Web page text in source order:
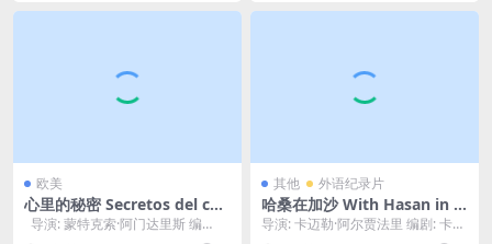
欧美
心里的秘密 Secretos del cor
azón (1997)
导演: 蒙特克索·阿门达里斯 编
剧: 蒙特克索·阿门达里斯 主演:...
其他 外语纪录片
哈桑在加沙 With Hasan in G
aza (2025)
导演: 卡迈勒·阿尔贾法里 编剧: 卡迈
勒·阿尔贾法里 类型: 纪录片 制片国